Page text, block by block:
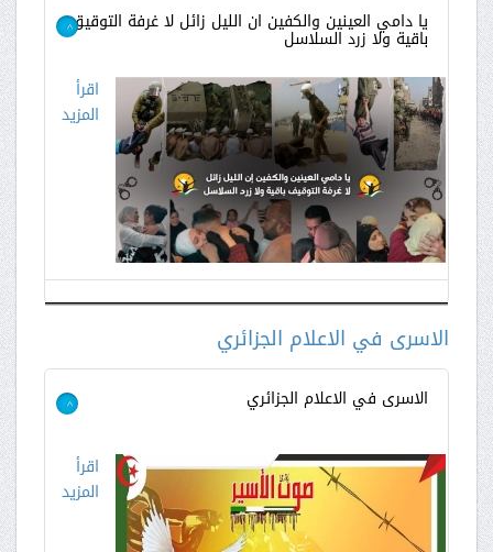
يا دامي العينين والكفين ان الليل زائل لا غرفة التوقيق
باقية ولا زرد السلاسل >
اقرأ
المزيد
الاسرى في الاعلام الجزائري
الاسرى في الاعلام الجزائري >
اقرأ
المزيد